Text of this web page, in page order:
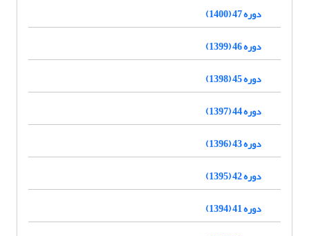
دوره 47 (1400)
دوره 46 (1399)
دوره 45 (1398)
دوره 44 (1397)
دوره 43 (1396)
دوره 42 (1395)
دوره 41 (1394)